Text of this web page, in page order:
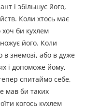
і збільшує його,
Коли хтось має
хоч би кухлем
його. Коли
в знемозі, або в дуже
і допоможе йому,
спитаймо себе,
мав би таких
когось кухлем